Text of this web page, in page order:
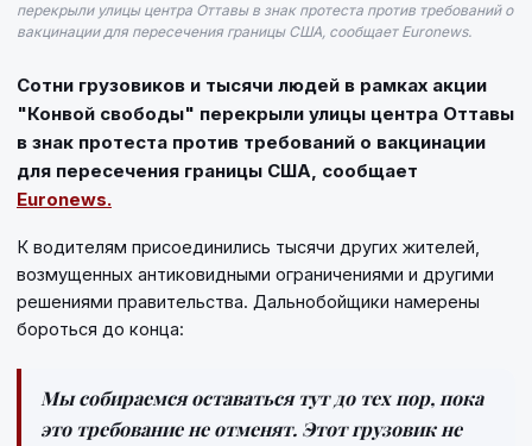
перекрыли улицы центра Оттавы в знак протеста против требований о
вакцинации для пересечения границы США, сообщает Euronews.
Сотни грузовиков и тысячи людей в рамках акции
"Конвой свободы" перекрыли улицы центра Оттавы
в знак протеста против требований о вакцинации
для пересечения границы США, сообщает
Euronews.
К водителям присоединились тысячи других жителей,
возмущенных антиковидными ограничениями и другими
решениями правительства. Дальнобойщики намерены
бороться до конца:
Мы собираемся оставаться тут до тех пор, пока
это требование не отменят. Этот грузовик не